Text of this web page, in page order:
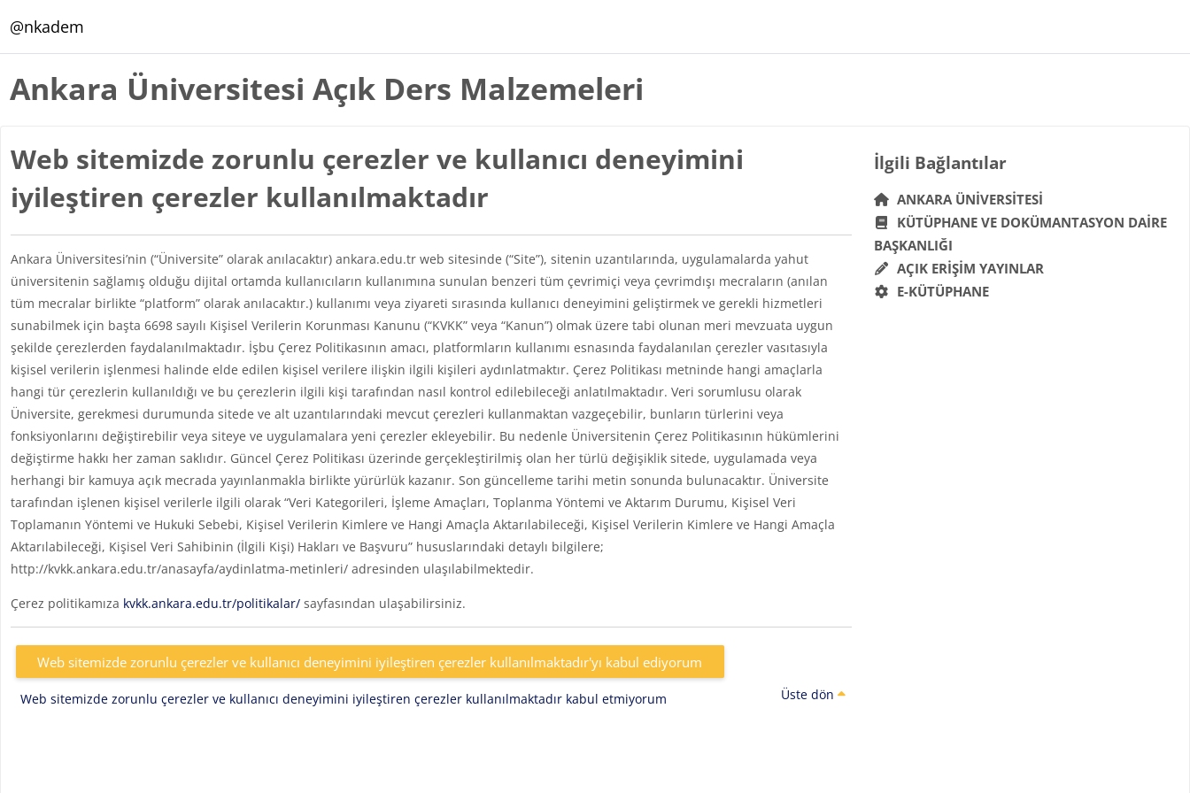
@nkadem
Ankara Üniversitesi Açık Ders Malzemeleri
Web sitemizde zorunlu çerezler ve kullanıcı deneyimini
iyileştiren çerezler kullanılmaktadır
Ankara Üniversitesi’nin (“Üniversite” olarak anılacaktır) ankara.edu.tr web sitesinde (“Site”), sitenin uzantılarında, uygulamalarda yahut
üniversitenin sağlamış olduğu dijital ortamda kullanıcıların kullanımına sunulan benzeri tüm çevrimiçi veya çevrimdışı mecraların (anılan
tüm mecralar birlikte “platform” olarak anılacaktır.) kullanımı veya ziyareti sırasında kullanıcı deneyimini geliştirmek ve gerekli hizmetleri
sunabilmek için başta 6698 sayılı Kişisel Verilerin Korunması Kanunu (“KVKK” veya “Kanun”) olmak üzere tabi olunan meri mevzuata uygun
şekilde çerezlerden faydalanılmaktadır. İşbu Çerez Politikasının amacı, platformların kullanımı esnasında faydalanılan çerezler vasıtasıyla
kişisel verilerin işlenmesi halinde elde edilen kişisel verilere ilişkin ilgili kişileri aydınlatmaktır. Çerez Politikası metninde hangi amaçlarla
hangi tür çerezlerin kullanıldığı ve bu çerezlerin ilgili kişi tarafından nasıl kontrol edilebileceği anlatılmaktadır. Veri sorumlusu olarak
Üniversite, gerekmesi durumunda sitede ve alt uzantılarındaki mevcut çerezleri kullanmaktan vazgeçebilir, bunların türlerini veya
fonksiyonlarını değiştirebilir veya siteye ve uygulamalara yeni çerezler ekleyebilir. Bu nedenle Üniversitenin Çerez Politikasının hükümlerini
değiştirme hakkı her zaman saklıdır. Güncel Çerez Politikası üzerinde gerçekleştirilmiş olan her türlü değişiklik sitede, uygulamada veya
herhangi bir kamuya açık mecrada yayınlanmakla birlikte yürürlük kazanır. Son güncelleme tarihi metin sonunda bulunacaktır. Üniversite
tarafından işlenen kişisel verilerle ilgili olarak “Veri Kategorileri, İşleme Amaçları, Toplanma Yöntemi ve Aktarım Durumu, Kişisel Veri
Toplamanın Yöntemi ve Hukuki Sebebi, Kişisel Verilerin Kimlere ve Hangi Amaçla Aktarılabileceği, Kişisel Verilerin Kimlere ve Hangi Amaçla
Aktarılabileceği, Kişisel Veri Sahibinin (İlgili Kişi) Hakları ve Başvuru” hususlarındaki detaylı bilgilere;
http://kvkk.ankara.edu.tr/anasayfa/aydinlatma-metinleri/ adresinden ulaşılabilmektedir.
Çerez politikamıza kvkk.ankara.edu.tr/politikalar/sayfasından ulaşabilirsiniz.
Web sitemizde zorunlu çerezler ve kullanıcı deneyimini iyileştiren çerezler kullanılmaktadır'yı kabul ediyorum
Web sitemizde zorunlu çerezler ve kullanıcı deneyimini iyileştiren çerezler kullanılmaktadır kabul etmiyorum Üste dön
Bloklar
İlgili Bağlantılar 'yı atla
İlgili Bağlantılar
ANKARA ÜNIVERSITESI
KÜTÜPHANE VE DOKÜMANTASYON DAIRE
BAŞKANLIĞI
AÇIK ERIŞIM YAYINLAR
E-KÜTÜPHANE